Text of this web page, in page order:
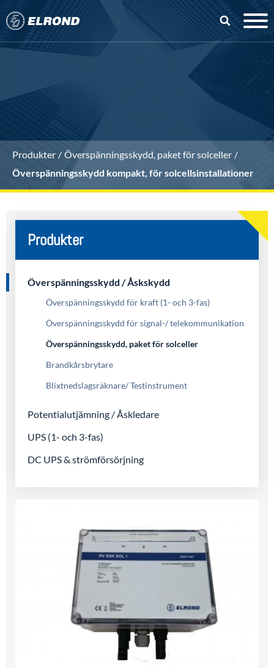
Produkter
Överspänningsskydd, paket för solceller
Överspänningsskydd kompakt, för solcellsinstallationer
Produkter
Överspänningsskydd / Åskskydd
Överspänningsskydd för kraft (1- och 3-fas)
Överspänningsskydd för signal-/ telekommunikation
Överspänningsskydd, paket för solceller
Brandkårsbrytare
Blixtnedslagsräknare/ Testinstrument
Potentialutjämning / Åskledare
UPS (1- och 3-fas)
DC UPS & strömförsörjning